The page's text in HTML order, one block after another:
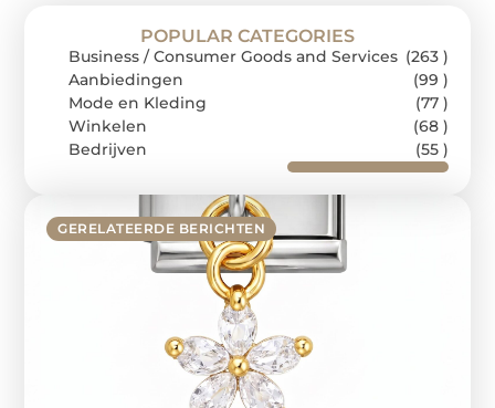
GERELATEERDE BERICHTEN
POPULAR CATEGORIES
Business / Consumer Goods and Services (263 )
Aanbiedingen
(99 )
Mode en Kleding
(77 )
Winkelen
(68 )
Bedrijven
(55 )